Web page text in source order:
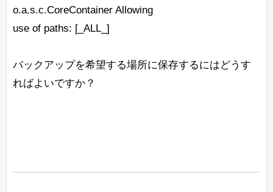
o.a.s.c.CoreContainer Allowing
use of paths: [_ALL_]
バックアップを希望する場所に保存するにはどうす
ればよいですか？